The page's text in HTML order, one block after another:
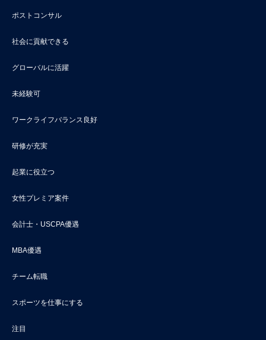
ポストコンサル
社会に貢献できる
グローバルに活躍
未経験可
ワークライフバランス良好
研修が充実
起業に役立つ
女性プレミア案件
会計士・USCPA優遇
MBA優遇
チーム転職
スポーツを仕事にする
注目